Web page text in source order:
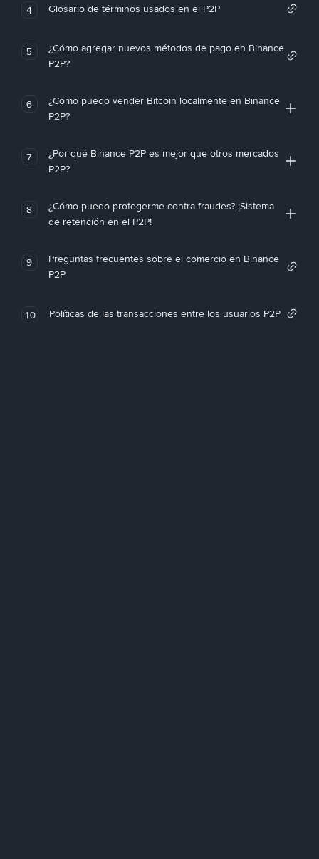
4 Glosario de términos usados en el P2P
5
¿Cómo agregar nuevos métodos de pago en Binance
P2P?
6
¿Cómo puedo vender Bitcoin localmente en Binance
P2P?
7
¿Por qué Binance P2P es mejor que otros mercados
P2P?
8
¿Cómo puedo protegerme contra fraudes? ¡Sistema
de retención en el P2P!
9
Preguntas frecuentes sobre el comercio en Binance
P2P
10 Políticas de las transacciones entre los usuarios P2P